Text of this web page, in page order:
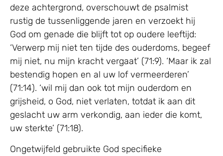
deze achtergrond, overschouwt de psalmist
rustig de tussenliggende jaren en verzoekt hij
God om genade die blijft tot op oudere leeftijd:
‘Verwerp mij niet ten tijde des ouderdoms, begeef
mij niet, nu mijn kracht vergaat’ (71:9). ‘Maar ik zal
bestendig hopen en al uw lof vermeerderen’
(71:14). ‘wil mij dan ook tot mijn ouderdom en
grijsheid, o God, niet verlaten, totdat ik aan dit
geslacht uw arm verkondig, aan ieder die komt,
uw sterkte’ (71:18).
Ongetwijfeld gebruikte God specifieke